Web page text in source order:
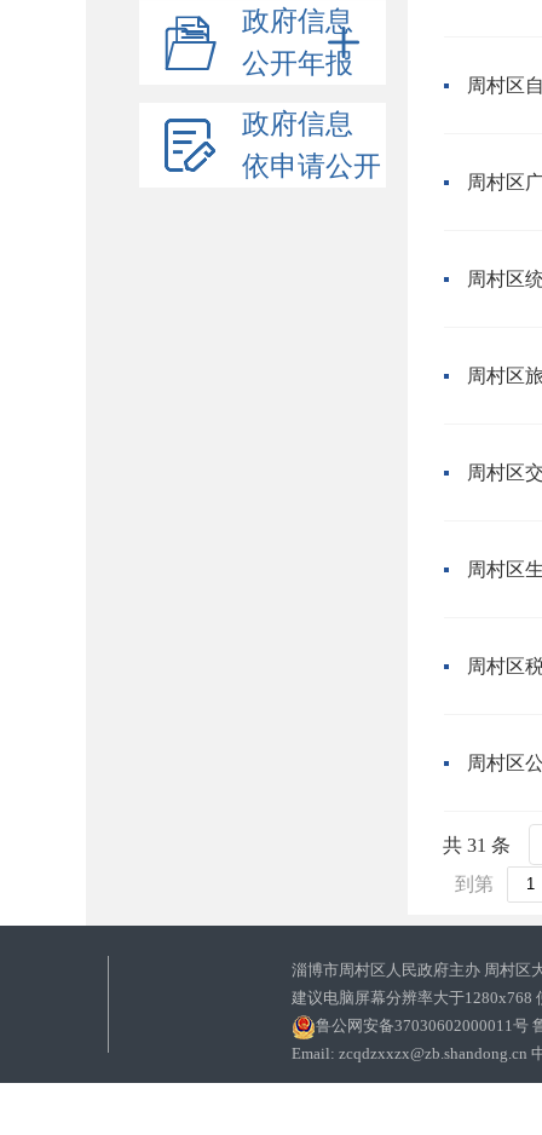
政府信息
公开年报
政府信息
依申请公开
周村区
周村区
周村区
周村区
周村区
周村区
周村区
周村区
共 31 条
到第
淄博市周村区人民政府主办 周村区
建议电脑屏幕分辨率大于1280x768
鲁公网安备37030602000011号
Email: zcqdzxxzx@zb.shandong.cn